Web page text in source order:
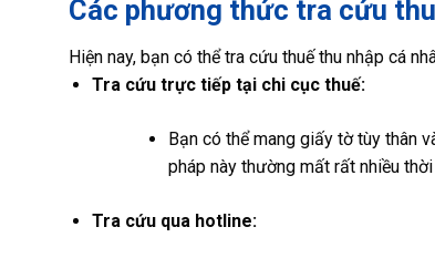
Các phương thức tra cứu
Hiện nay, bạn có thể tra cứu thuế thu nhập cá
Tra cứu trực tiếp tại chi cục thuế:
Bạn có thể mang giấy tờ tùy thân
pháp này thường mất rất nhiều thời
Tra cứu qua hotline: